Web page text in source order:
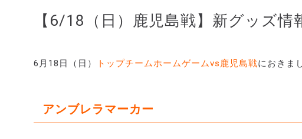
【6/18（日）鹿児島戦】新グッズ
6月18日（日） トップチームホームゲームvs鹿児島戦におきま
アンブレラマーカー